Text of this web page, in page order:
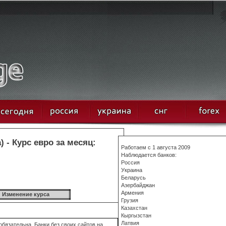
- Курс евро за месяц:
Изменение курса
Банки без своих сайтов на
Работаем с 1 августа 2009
Наблюдается банков:
Россия
Украина
Беларусь
Азербайджан
Армения
Грузия
Казахстан
Кыргызстан
Латвия